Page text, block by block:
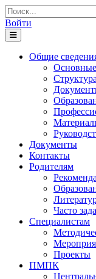
Войти
Toggle
navigation
Общие
Документы
Контакты
Родителям
Часто
Специалистам
Проекты
ПМПК